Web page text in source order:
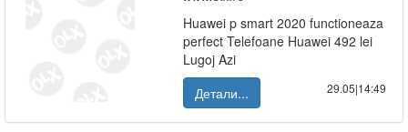
Huawei p smart 2020 functioneaza
perfect Telefoane Huawei 492 lei
Lugoj Azi
Детали...
29.05|14:49